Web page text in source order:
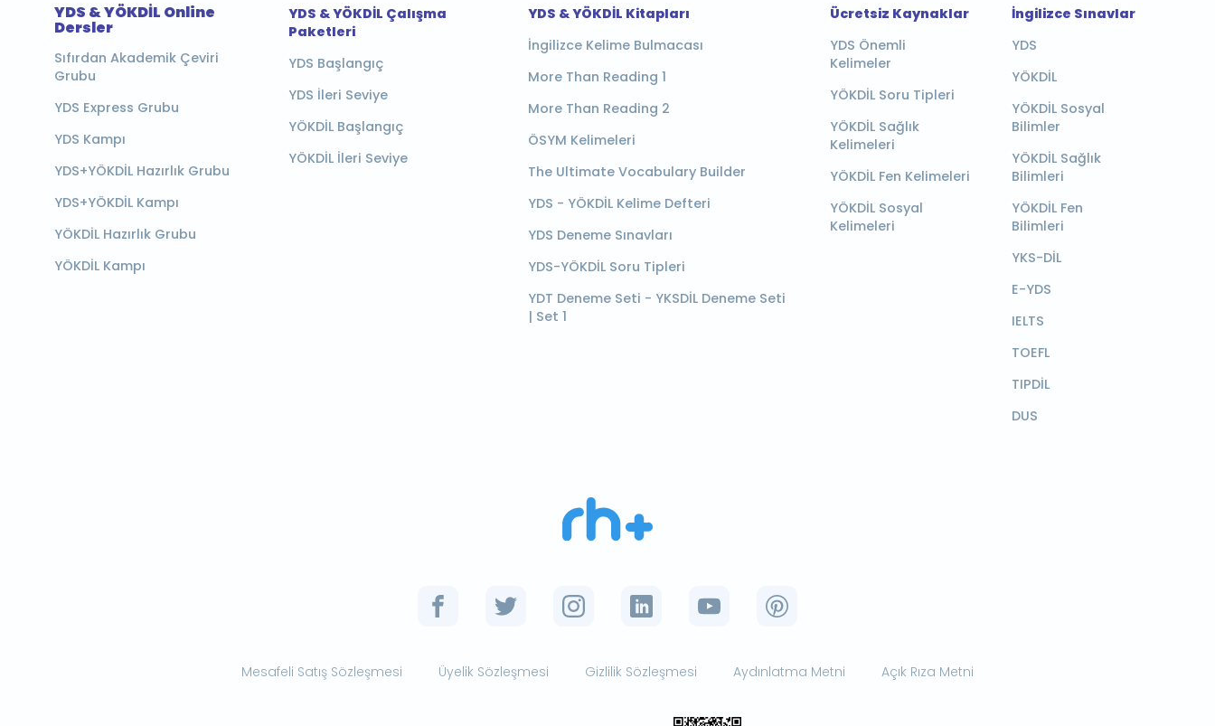
YDS & YÖKDİL Online
Dersler
Sıfırdan Akademik Çeviri
Grubu
YDS Express Grubu
YDS Kampı
YDS+YÖKDİL Hazırlık Grubu
YDS+YÖKDİL Kampı
YÖKDİL Hazırlık Grubu
YÖKDİL Kampı
YDS & YÖKDİL Çalışma
Paketleri
YDS Başlangıç
YDS İleri Seviye
YÖKDİL Başlangıç
YÖKDİL İleri Seviye
YDS & YÖKDİL Kitapları
İngilizce Kelime Bulmacası
More Than Reading 1
More Than Reading 2
ÖSYM Kelimeleri
The Ultimate Vocabulary Builder
YDS - YÖKDİL Kelime Defteri
YDS Deneme Sınavları
YDS-YÖKDİL Soru Tipleri
YDT Deneme Seti - YKSDİL Deneme Seti
| Set 1
Ücretsiz Kaynaklar
YDS Önemli
Kelimeler
YÖKDİL Soru Tipleri
YÖKDİL Sağlık
Kelimeleri
YÖKDİL Fen Kelimeleri
YÖKDİL Sosyal
Kelimeleri
İngilizce Sınavlar
YDS
YÖKDİL
YÖKDİL Sosyal
Bilimler
YÖKDİL Sağlık
Bilimleri
YÖKDİL Fen
Bilimleri
YKS-DİL
E-YDS
IELTS
TOEFL
TIPDİL
DUS
Mesafeli Satış Sözleşmesi Üyelik Sözleşmesi Gizlilik Sözleşmesi Aydınlatma Metni Açık Rıza Metni